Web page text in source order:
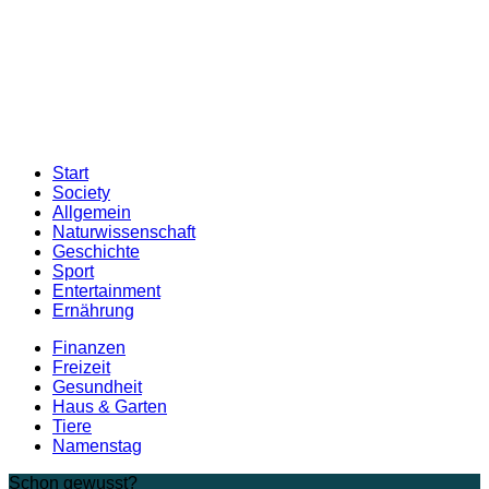
Start
Society
Allgemein
Naturwissenschaft
Geschichte
Sport
Entertainment
Ernährung
Finanzen
Freizeit
Gesundheit
Haus & Garten
Tiere
Namenstag
Schon gewusst?